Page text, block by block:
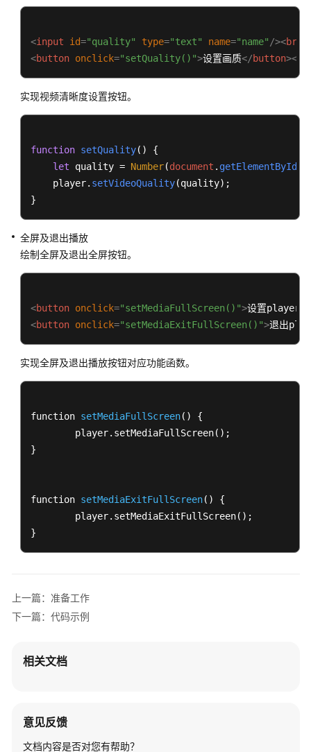
<input id="quality" type="text" name="name" /><br
<button onclick="setQuality()">设置画质</button><
实现视频清晰度设置按钮。
function setQuality( ) {
let quality = Number(document . getElementById
    player.
setVideoQuality(quality);
}
全屏及退出播放
绘制全屏及退出全屏按钮。
<button onclick="setMediaFullScreen()">设置player全
<button onclick="setMediaExitFullScreen()">退出
实现全屏及退出播放按钮对应功能函数。
function setMediaFullScreen() {
	player
.setMediaFullScreen();
}
function setMediaExitFullScreen() {
	player
.setMediaExitFullScreen();
}
上一篇：准备工作
下一篇：代码示例
相关文档
意见反馈
文档内容是否对您有帮助？